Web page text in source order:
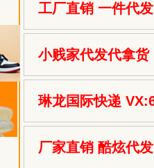
工厂直销 一件代发
小贱家代发代拿货
琳龙国际快递
厂家直销 酷炫代发